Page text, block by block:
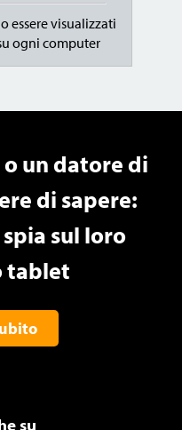
essere visualizzati
ogni computer
un datore di
di sapere:
sul loro
tablet
su